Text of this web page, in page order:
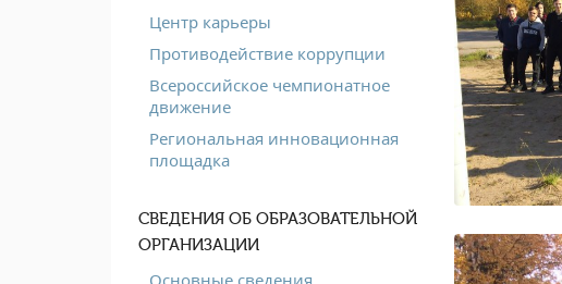
Центр карьеры
Противодействие коррупции
Всероссийское чемпионатное
движение
Региональная инновационная
площадка
СВЕДЕНИЯ ОБ ОБРАЗОВАТЕЛЬНОЙ
ОРГАНИЗАЦИИ